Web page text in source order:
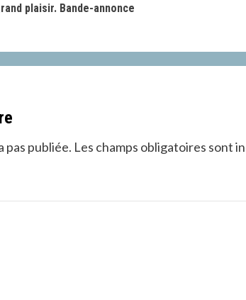
plaisir. Bande-annonce
pas publiée. Les champs obligatoires sont